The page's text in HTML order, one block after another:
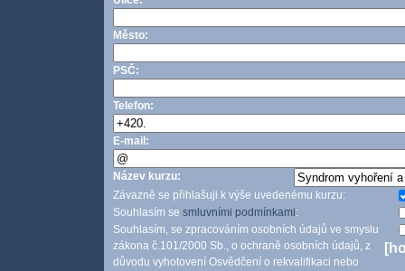
Město:
PSČ:
Telefon:
E-mail:
Název kurzu:
Závazně se přihlašuji k výše uvedenému kurzu:
Souhlasím se smluvními podmínkami:
Souhlasím, se zpracováním osobních údajů ve smyslu
zákona č.101/2000 Sb., o ochraně osobních údajů, z
důvodu vyhotovení Osvědčení o rekvalifikaci nebo